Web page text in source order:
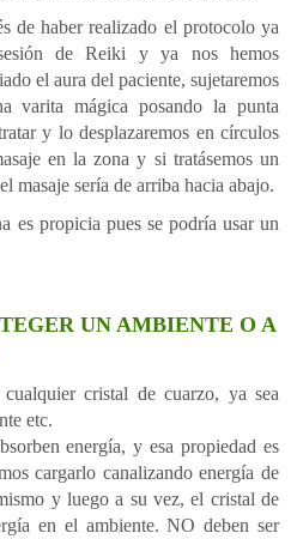
de haber realizado el protocolo ya
de Reiki y ya nos hemos
el aura del paciente, sujetaremos
varita mágica posando la punta
y lo desplazaremos en círculos
en la zona y si tratásemos un
masaje sería de arriba hacia abajo.
es propicia pues se podría usar un
UN AMBIENTE O A
cristal de cuarzo, ya sea
etc.
energía, y esa propiedad es
cargarlo canalizando energía de
y luego a su vez, el cristal de
en el ambiente. NO deben ser